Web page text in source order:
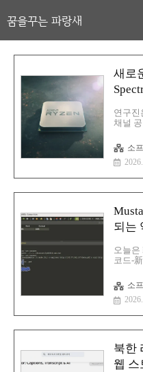
꿈을꾸는 파랑새
새로
연구진
채널
를 유
분기
의존하
펙터
도 불
다.이
기를
측하
를 따
신 프
성이
소
되는
오늘은
코드-
Quad
階に入
일단
소
북한
웹 스